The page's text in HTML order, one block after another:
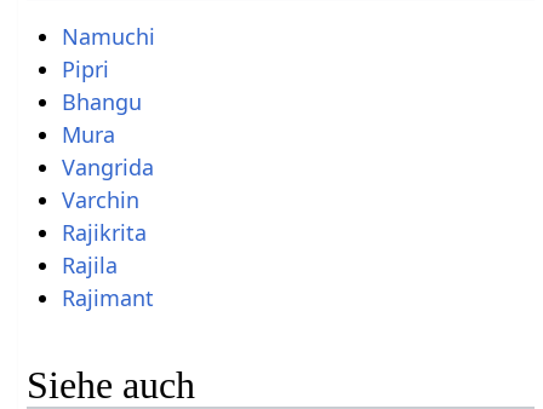
Namuchi
Pipri
Bhangu
Mura
Vangrida
Varchin
Rajikrita
Rajila
Rajimant
Siehe auch